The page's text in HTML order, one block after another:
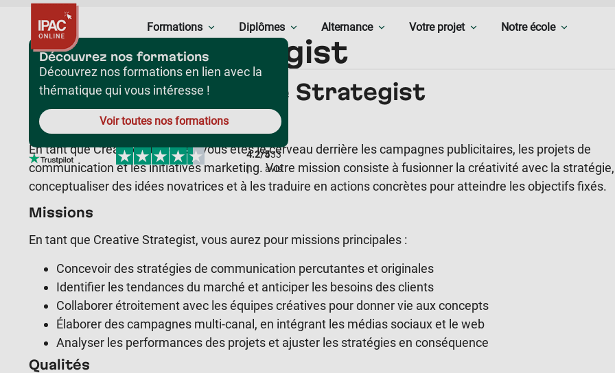
Formations Diplômes Alternance Votre projet Notre école
Creative Strategist
Le Métier de Creative Strategist
Rôle
En tant que Creative Strategist, vous êtes le cerveau derrière les campagnes publicitaires, les projets de
communication et les initiatives marketing. Votre mission consiste à fusionner la créativité avec la
conceptualiser des idées novatrices et à les traduire en actions concrètes pour atteindre les objectifs fixés.
Missions
En tant que Creative Strategist, vous aurez pour missions principales :
Concevoir des stratégies de communication percutantes et originales
Identifier les tendances du marché et anticiper les besoins des clients
Collaborer étroitement avec les équipes créatives pour donner vie aux concepts
Élaborer des campagnes multi-canal, en intégrant les médias sociaux et le web
Analyser les performances des projets et ajuster les stratégies en conséquence
Qualités
Découvrez nos formations
Découvrez nos formations en lien avec la
thématique qui vous intéresse !
Voir toutes nos formations
4.2/5
|
433
avis